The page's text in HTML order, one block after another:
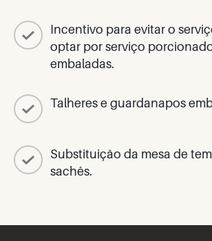
Incentivo para evitar o
optar por serviço
embaladas.
Talheres e guardanapos
Substituição da mesa de
sachês.